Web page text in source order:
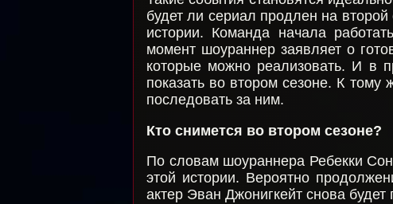
будет ли сериал продлен на
истории. Команда начала
момент шоураннер заявляет о
которые можно реализовать. И в
показать во втором сезоне. К тому
последовать за ним.
Кто снимется во втором сезоне?
По словам шоураннера Ребекки
этой истории. Вероятно
актер Эван Джонигкейт снова будет